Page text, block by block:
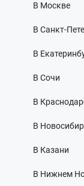
В Москве
В Санкт-
В
В Сочи
В
В
В Казани
В Нижнем